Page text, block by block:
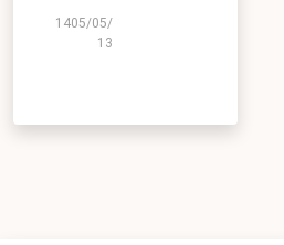
1405/05/
13